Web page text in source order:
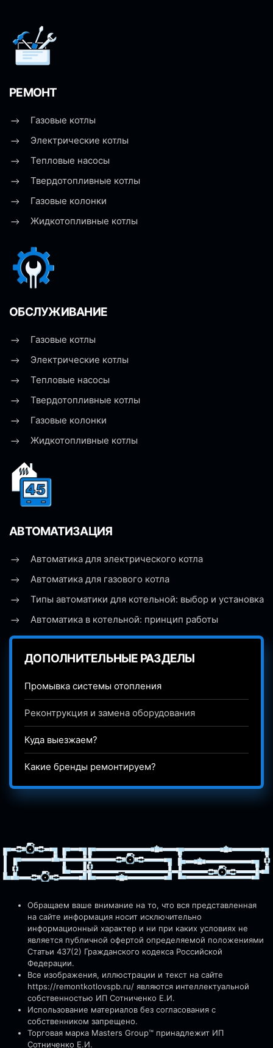
РЕМОНТ
Газовые котлы
Электрические котлы
Тепловые насосы
Твердотопливные котлы
Газовые колонки
Жидкотопливные котлы
ОБСЛУЖИВАНИЕ
Газовые котлы
Электрические котлы
Тепловые насосы
Твердотопливные котлы
Газовые колонки
Жидкотопливные котлы
АВТОМАТИЗАЦИЯ
Автоматика для электрического котла
Автоматика для газового котла
Типы автоматики для котельной: выбор и установка
Автоматика в котельной: принцип работы
ДОПОЛНИТЕЛЬНЫЕ РАЗДЕЛЫ
Промывка системы отопления
Реконтрукция и замена оборудования
Куда выезжаем?
Какие бренды ремонтируем?
Обращаем ваше внимание на то, что вся представленная
на сайте информация носит исключительно
информационный характер и ни при каких условиях не
является публичной офертой определяемой положениями
Статьи 437(2) Гражданского кодекса Российской
Федерации.
Все изображения, иллюстрации и текст на сайте
https://remontkotlovspb.ru/ являются интеллектуальной
собственностью ИП Сотниченко Е.И.
Использование материалов без согласования с
собственником запрещено.
Торговая марка Masters Group™ принадлежит ИП
Сотниченко Е.И.